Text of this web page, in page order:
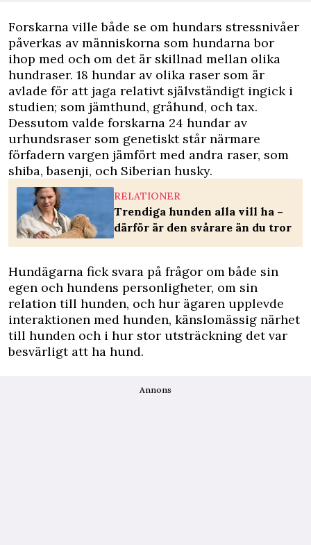
Forskarna ville både se om hundars stressnivåer
påverkas av människorna som hundarna bor
ihop med och om det är skillnad mellan olika
hundraser. 18 hundar av olika raser som är
avlade för att jaga relativt självständigt ingick i
studien; som jämthund, gråhund, och tax.
Dessutom valde forskarna 24 hundar av
urhundsraser som genetiskt står närmare
förfadern vargen jämfört med andra raser, som
shiba, basenji, och Siberian husky.
RELATIONER
Trendiga hunden alla vill ha –
därför är den svårare än du tror
Hundägarna fick svara på frågor om både sin
egen och hundens personligheter, om sin
relation till hunden, och hur ägaren upplevde
interaktionen med hunden, känslomässig närhet
till hunden och i hur stor utsträckning det var
besvärligt att ha hund.
Annons